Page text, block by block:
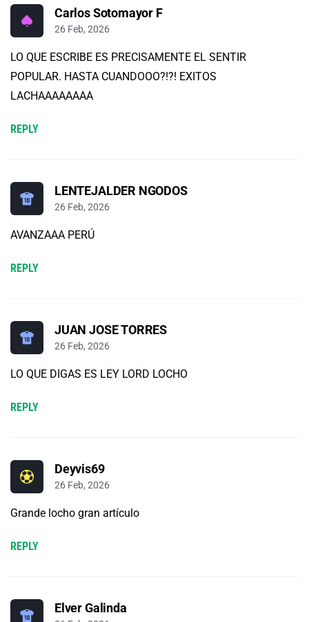
Carlos Sotomayor F
26 Feb, 2026
LO QUE ESCRIBE ES PRECISAMENTE EL SENTIR
POPULAR. HASTA CUANDOOO?!?! EXITOS
LACHAAAAAAAA
REPLY
LENTEJALDER NGODOS
26 Feb, 2026
AVANZAAA PERÚ
REPLY
JUAN JOSE TORRES
26 Feb, 2026
LO QUE DIGAS ES LEY LORD LOCHO
REPLY
Deyvis69
26 Feb, 2026
Grande locho gran artículo
REPLY
Elver Galinda